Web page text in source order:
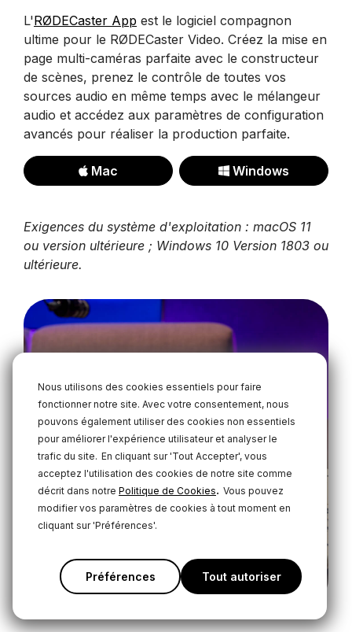
Nous utilisons des cookies essentiels pour faire
fonctionner notre site. Avec votre consentement, nous
pouvons également utiliser des cookies non essentiels
pour améliorer l'expérience utilisateur et analyser le
trafic du site. En cliquant sur 'Tout Accepter', vous
acceptez l'utilisation des cookies de notre site comme
décrit dans notre Politique de Cookies. Vous pouvez
modifier vos paramètres de cookies à tout moment en
cliquant sur 'Préférences'.
Préférences Tout autoriser
L'RØDECaster App est le logiciel compagnon
ultime pour le RØDECaster Video. Créez la mise en
page multi-caméras parfaite avec le constructeur
de scènes, prenez le contrôle de toutes vos
sources audio en même temps avec le mélangeur
audio et accédez aux paramètres de configuration
avancés pour réaliser la production parfaite.
Mac Windows
Exigences du système d'exploitation : macOS 11
ou version ultérieure ; Windows 10 Version 1803 ou
ultérieure.